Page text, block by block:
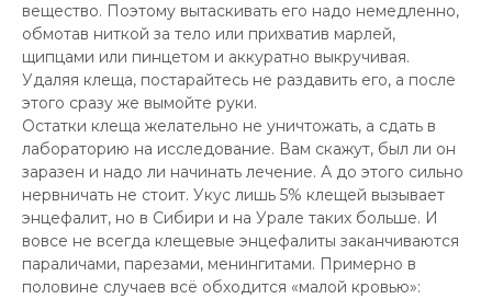
вещество. Поэтому вытаскивать его надо немедленно,
обмотав ниткой за тело или прихватив марлей,
щипцами или пинцетом и аккуратно выкручивая.
Удаляя клеща, постарайтесь не раздавить его, а после
этого сразу же вымойте руки.
Остатки клеща желательно не уничтожать, а сдать в
лабораторию на исследование. Вам скажут, был ли он
заразен и надо ли начинать лечение. А до этого сильно
нервничать не стоит. Укус лишь 5% клещей вызывает
энцефалит, но в Сибири и на Урале таких больше. И
вовсе не всегда клещевые энцефалиты заканчиваются
параличами, парезами, менингитами. Примерно в
половине случаев всё обходится «малой кровью»: